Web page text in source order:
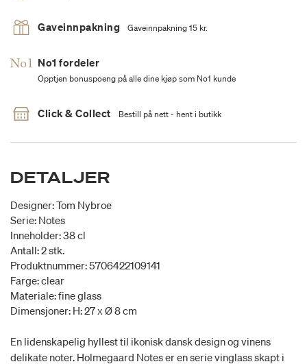
Gaveinnpakning Gaveinnpakning 15 kr.
No1 fordeler
Opptjen bonuspoeng på alle dine kjøp som No1 kunde
Click & Collect Bestill på nett - hent i butikk
DETALJER
Designer: Tom Nybroe
Serie: Notes
Inneholder: 38 cl
Antall: 2 stk.
Produktnummer: 5706422109141
Farge: clear
Materiale: fine glass
Dimensjoner: H: 27 x Ø 8 cm
En lidenskapelig hyllest til ikonisk dansk design og vinens
delikate noter. Holmegaard Notes er en serie vinglass skapt i